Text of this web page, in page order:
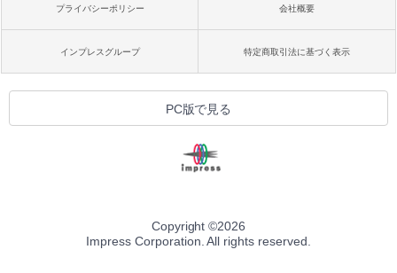
プライバシーポリシー 会社概要
インプレスグループ 特定商取引法に基づく表示
PC版で見る
Copyright ©2026
Impress Corporation. All rights reserved.